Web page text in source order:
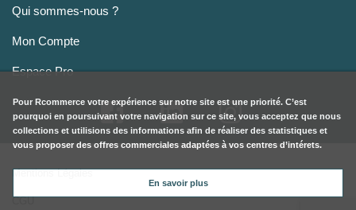
Qui sommes-nous ?
Mon Compte
Espace Pro
Mentions Légales
CGU
Pour Rcommerce votre expérience sur notre site est une priorité. C’est
pourquoi en poursuivant votre navigation sur ce site, vous acceptez que nous
collections et utilisions des informations afin de réaliser des statistiques et
vous proposer des offres commerciales adaptées à vos centres d’intérets.
En savoir plus